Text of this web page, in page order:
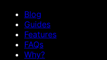
Blog
Guides
Features
FAQs
Why?